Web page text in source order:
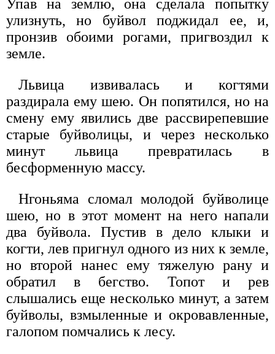
Упав на землю, она сделала попытку
улизнуть, но буйвол поджидал ее, и,
пронзив обоими рогами, пригвоздил к
земле.
Львица извивалась и когтями
раздирала ему шею. Он попятился, но на
смену ему явились две рассвирепевшие
старые буйволицы, и через несколько
минут львица превратилась в
бесформенную массу.
Нгоньяма сломал молодой буйволице
шею, но в этот момент на него напали
два буйвола. Пустив в дело клыки и
когти, лев пригнул одного из них к земле,
но второй нанес ему тяжелую рану и
обратил в бегство. Топот и рев
слышались еще несколько минут, а затем
буйволы, взмыленные и окровавленные,
галопом помчались к лесу.